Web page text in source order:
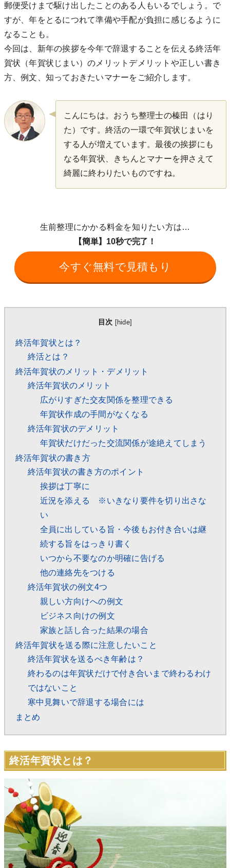
郵便受けまで駆け出したことのある人もいるでしょう。で
すが、年をとるにつれて準備や手配が負担に感じるように
なることも。
今回は、新年の挨拶を今年で辞退することを伝える終活年
賀状（年賀状じまい）のメリットデメリットや正しい書き
方、例文、知っておきたいマナーをご紹介します。
こんにちは。おうち整理士の榛田（はり
た）です。終活の一環で年賀状じまいを
する人が増えています。最後の挨拶にも
なる年賀状、きちんとマナーを押さえて
綺麗に終わりたいものですね。
生前整理にかかる料金を知りたい方は…
【簡単】10秒で完了！
今すぐ無料で見積もり
目次 hide]
終活年賀状とは？
終活とは？
終活年賀状のメリット・デメリット
終活年賀状のメリット
広がりすぎた交友関係を整理できる
年賀状作成の手間がなくなる
終活年賀状のデメリット
年賀状だけだった交流関係が途絶えてしまう
終活年賀状の書き方
終活年賀状の書き方のポイント
挨拶は丁寧に
近況を添える ※いきなり要件を切り出さな
い
全員に出している旨・今後もお付き合いは継
続する旨をはっきり書く
いつから不要なのか明確に告げる
他の連絡先をつける
終活年賀状の例文4つ
親しい方向けへの例文
ビジネス向けの例文
家族と話し合った結果の場合
終活年賀状を送る際に注意したいこと
終活年賀状を送るべき年齢は？
終わるのは年賀状だけで付き合いまで終わるわけ
ではないこと
寒中見舞いで辞退する場合には
まとめ
終活年賀状とは？